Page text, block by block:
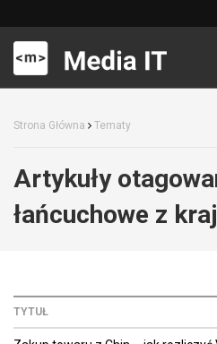
Strona Główna Tematy
Artykuły
łańcuchowe z
TYTUŁ